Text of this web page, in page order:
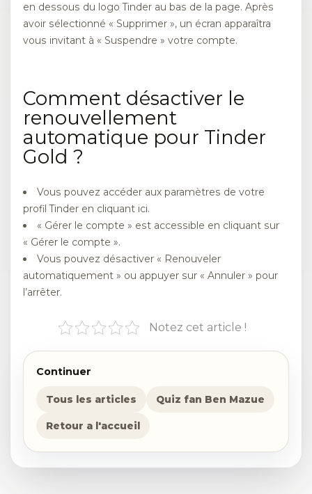
en dessous du logo Tinder au bas de la page. Après
avoir sélectionné « Supprimer », un écran apparaîtra
vous invitant à « Suspendre » votre compte.
Comment désactiver le
renouvellement
automatique pour Tinder
Gold ?
Vous pouvez accéder aux paramètres de votre
profil Tinder en cliquant ici.
« Gérer le compte » est accessible en cliquant sur
« Gérer le compte ».
Vous pouvez désactiver « Renouveler
automatiquement » ou appuyer sur « Annuler » pour
l’arrêter.
Notez cet article !
Continuer
Tous les articles Quiz fan Ben Mazue
Retour a l'accueil